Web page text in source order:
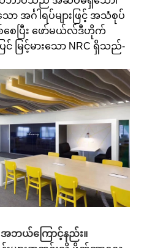
အင်္ဂါရပ်များဖြင့် အသံစုပ်
စေပြီး ဖော်မယ်လ်ဒီဟိုက်
င် မြင့်မားသော NRC ရှိသည်-
အဘယ်ကြောင့်နည်း။